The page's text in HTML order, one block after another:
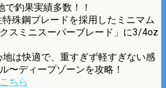
釣果実績多数！！
殊鋼ブレードを採用したミニマム
スミニスーパーブレード」に3/4oz
は快適で、重すぎず軽すぎない感
〜ディープゾーンを攻略！
こちら